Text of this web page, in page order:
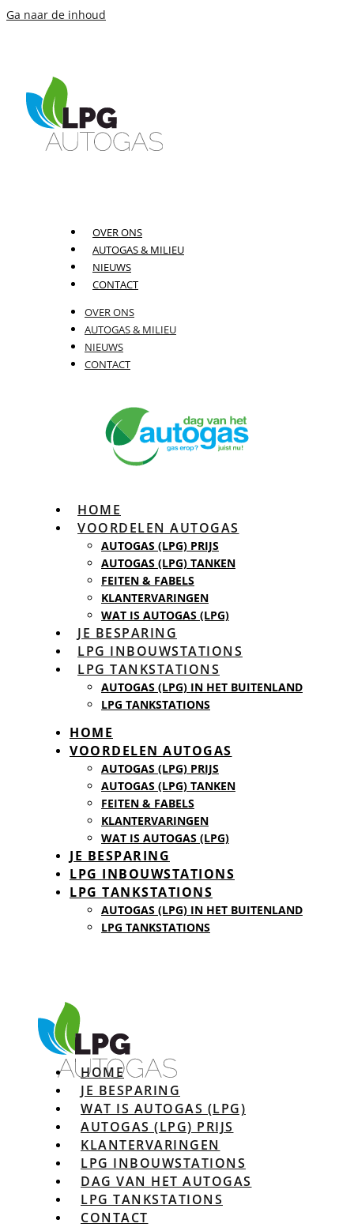
Ga naar de inhoud
OVER ONS
AUTOGAS & MILIEU
NIEUWS
CONTACT
OVER ONS
AUTOGAS & MILIEU
NIEUWS
CONTACT
HOME
VOORDELEN AUTOGAS
AUTOGAS (LPG) PRIJS
AUTOGAS (LPG) TANKEN
FEITEN & FABELS
KLANTERVARINGEN
WAT IS AUTOGAS (LPG)
JE BESPARING
LPG INBOUWSTATIONS
LPG TANKSTATIONS
AUTOGAS (LPG) IN HET BUITENLAND
LPG TANKSTATIONS
HOME
VOORDELEN AUTOGAS
AUTOGAS (LPG) PRIJS
AUTOGAS (LPG) TANKEN
FEITEN & FABELS
KLANTERVARINGEN
WAT IS AUTOGAS (LPG)
JE BESPARING
LPG INBOUWSTATIONS
LPG TANKSTATIONS
AUTOGAS (LPG) IN HET BUITENLAND
LPG TANKSTATIONS
HOME
JE BESPARING
WAT IS AUTOGAS (LPG)
AUTOGAS (LPG) PRIJS
KLANTERVARINGEN
LPG INBOUWSTATIONS
DAG VAN HET AUTOGAS
LPG TANKSTATIONS
CONTACT